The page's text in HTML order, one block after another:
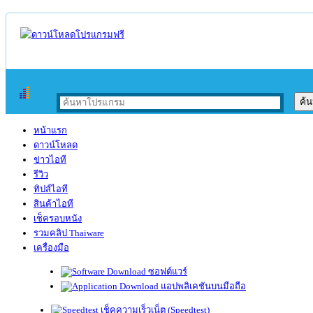
หน้าแรก
ดาวน์โหลด
ข่าวไอที
รีวิว
ทิปส์ไอที
สินค้าไอที
เช็ครอบหนัง
รวมคลิป Thaiware
เครื่องมือ
ซอฟต์แวร์
แอปพลิเคชันบนมือถือ
เช็คความเร็วเน็ต (Speedtest)